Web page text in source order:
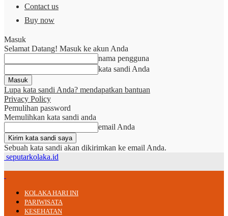
Contact us
Buy now
Masuk
Selamat Datang! Masuk ke akun Anda
nama pengguna
kata sandi Anda
Lupa kata sandi Anda? mendapatkan bantuan
Privacy Policy
Pemulihan password
Memulihkan kata sandi anda
email Anda
Sebuah kata sandi akan dikirimkan ke email Anda.
seputarkolaka.id
KOLAKA HARI INI
PARIWISATA
KESEHATAN